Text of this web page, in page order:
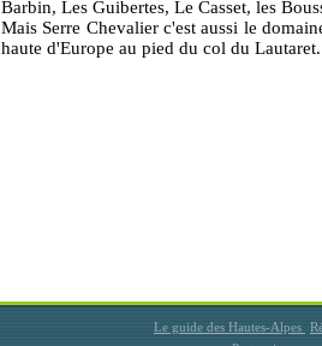
Barbin, Les Guibertes, Le Casset, les
Mais Serre Chevalier c'est aussi le
haute d'Europe au pied du col du Lautaret.
Le guide des Hautes-Alpes